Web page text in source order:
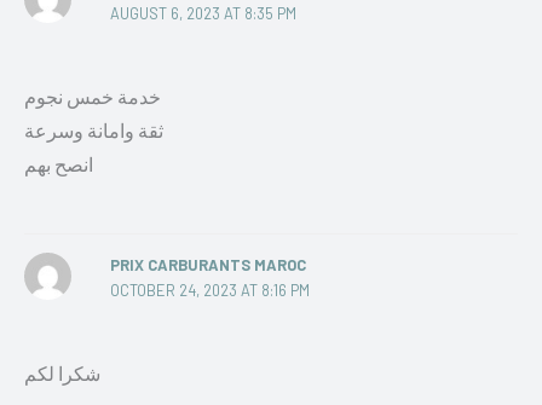
AUGUST 6, 2023 AT 8:35 PM
خدمة خمس نجوم
ثقة وامانة وسرعة
انصح بهم
PRIX CARBURANTS MAROC
OCTOBER 24, 2023 AT 8:16 PM
شكرا لكم